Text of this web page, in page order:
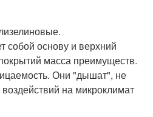
собой основу и верхний
масса преимуществ.
Они "дышат", не
на микроклимат